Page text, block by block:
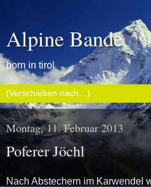
Alpine Bande
born in tirol
Montag, 11. Februar 2013
Poferer Jöchl
Nach Abstechern im Karwendel